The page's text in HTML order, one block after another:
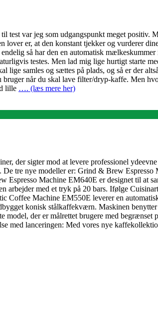
var jeg som udgangspunkt meget positiv.
er, at den konstant tjekker og vurderer
så har den en automatisk
testes. Men lad mig lige hurtigt starte
samles og sættes på plads, og så er der
når du skal lave filter/dryp-kaffe. Men
lille …. (læs mere her)
der sigter mod at levere professionel
tre nye modeller er: Grind & Brew
Machine EM640E er designet til at
med et tryk på 20 bars. Ifølge
Machine EM550E leverer en
konisk stålkaffekværn. Maskinen
der er målrettet brugere med begrænset
med lanceringen: Med vores nye